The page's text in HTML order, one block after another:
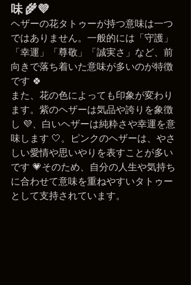
味 🌾💜
ヘザーの花タトゥーが持つ意味は一つ
ではありません。一般的には「守護」
「幸運」「尊敬」「誠実さ」など、前
向きで落ち着いた意味が多いのが特徴
です 🍀
また、花の色によっても印象が変わり
ます。紫のヘザーは気品や誇りを象徴
し 💜、白いヘザーは純粋さや幸運を意
味します 🤍。ピンクのヘザーは、やさ
しい愛情や思いやりを表すことが多い
です 💗そのため、自分の人生や気持ち
に合わせて意味を重ねやすいタトゥー
として支持されています。